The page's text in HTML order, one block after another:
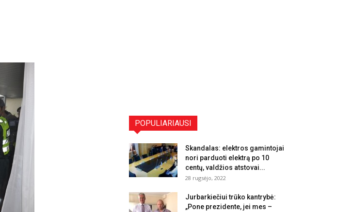
POPULIARIAUSI
Skandalas: elektros gamintojai
nori parduoti elektrą po 10
centų, valdžios atstovai...
28 rugsėjo, 2022
Jurbarkiečiui trūko kantrybė:
„Pone prezidente, jei mes –